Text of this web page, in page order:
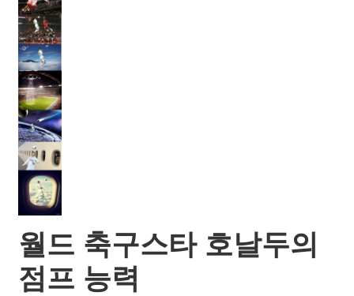
월드 축구스타 호날두의
점프 능력